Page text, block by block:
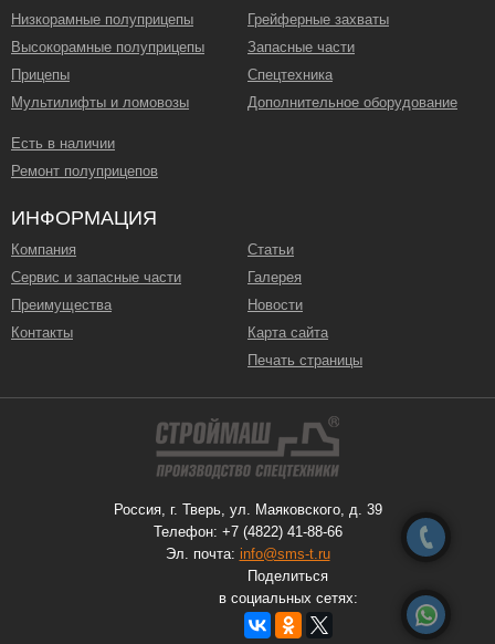
Низкорамные полуприцепы
Высокорамные полуприцепы
Прицепы
Мультилифты и ломовозы
Грейферные захваты
Запасные части
Спецтехника
Дополнительное оборудование
Есть в наличии
Ремонт полуприцепов
ИНФОРМАЦИЯ
Компания
Сервис и запасные части
Преимущества
Контакты
Статьи
Галерея
Новости
Карта сайта
Печать страницы
Россия, г. Тверь, ул. Маяковского, д. 39
Телефон: +7 (4822) 41-88-66
Эл. почта: info@sms-t.ru
Поделиться
в социальных сетях: